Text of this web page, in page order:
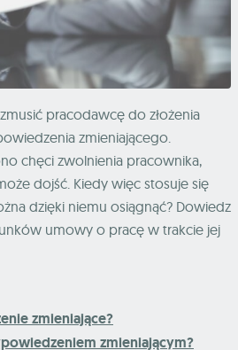
pracodawcę do złożenia
zmieniającego.
chęci zwolnienia pracownika,
dojść. Kiedy więc stosuje się
dzięki niemu osiągnąć? Dowiedz
umowy o pracę w trakcie jej
zmieniające?
zmieniającym?